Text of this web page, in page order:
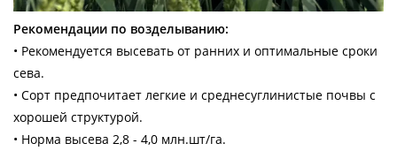
Рекомендации по возделыванию:
• Рекомендуется высевать от ранних и оптимальные сроки
сева.
• Сорт предпочитает легкие и среднесуглинистые почвы с
хорошей структурой.
• Норма высева 2,8 - 4,0 млн.шт/га.